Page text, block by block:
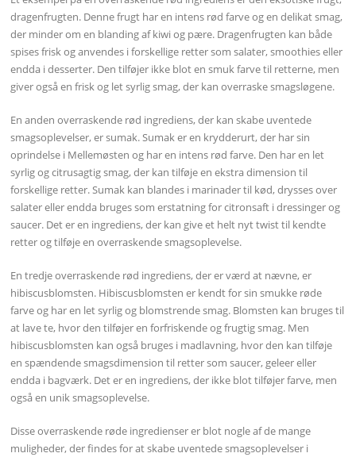
dragenfrugten. Denne frugt har en intens rød farve og en delikat smag,
der minder om en blanding af kiwi og pære. Dragenfrugten kan både
spises frisk og anvendes i forskellige retter som salater, smoothies eller
endda i desserter. Den tilføjer ikke blot en smuk farve til retterne, men
giver også en frisk og let syrlig smag, der kan overraske smagsløgene.
En anden overraskende rød ingrediens, der kan skabe uventede
smagsoplevelser, er sumak. Sumak er en krydderurt, der har sin
oprindelse i Mellemøsten og har en intens rød farve. Den har en let
syrlig og citrusagtig smag, der kan tilføje en ekstra dimension til
forskellige retter. Sumak kan blandes i marinader til kød, drysses over
salater eller endda bruges som erstatning for citronsaft i dressinger og
saucer. Det er en ingrediens, der kan give et helt nyt twist til kendte
retter og tilføje en overraskende smagsoplevelse.
En tredje overraskende rød ingrediens, der er værd at nævne, er
hibiscusblomsten. Hibiscusblomsten er kendt for sin smukke røde
farve og har en let syrlig og blomstrende smag. Blomsten kan bruges til
at lave te, hvor den tilføjer en forfriskende og frugtig smag. Men
hibiscusblomsten kan også bruges i madlavning, hvor den kan tilføje
en spændende smagsdimension til retter som saucer, geleer eller
endda i bagværk. Det er en ingrediens, der ikke blot tilføjer farve, men
også en unik smagsoplevelse.
Disse overraskende røde ingredienser er blot nogle af de mange
muligheder, der findes for at skabe uventede smagsoplevelser i